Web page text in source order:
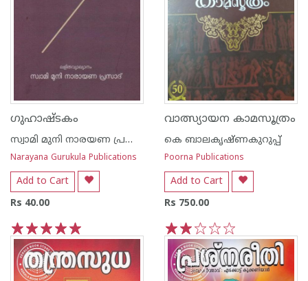
ഗുഹാഷ്ടകം
സ്വാമി മുനി നാരയണ പ്രസാദ്
Narayana Gurukula Publications
Add to Cart
Rs 40.00
5
4
3
2
1
വാത്സ്യായന കാമസൂത്രം
കെ ബാലകൃഷ്ണകുറുപ്പ്
Poorna Publications
Add to Cart
Rs 750.00
5
4
3
2
1